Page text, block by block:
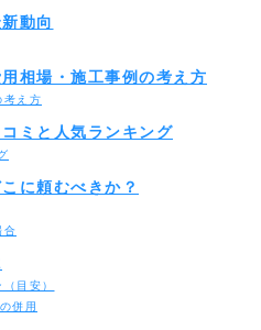
動向
相場・施工事例の考え方
考え方
ミと人気ランキング
に頼むべきか？
合
目安）
併用